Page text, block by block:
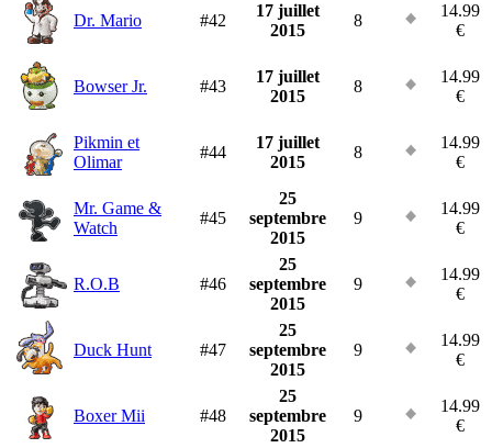
Dr. Mario #42
17 juillet
2015
8
14.99
€
Bowser Jr. #43
17 juillet
2015
8
14.99
€
Pikmin et
Olimar
#44
17 juillet
2015
8
14.99
€
Mr. Game &
Watch
#45
25
septembre
2015
9
14.99
€
R.O.B #46
25
septembre
2015
9
14.99
€
Duck Hunt #47
25
septembre
2015
9
14.99
€
Boxer Mii #48
25
septembre
2015
9
14.99
€